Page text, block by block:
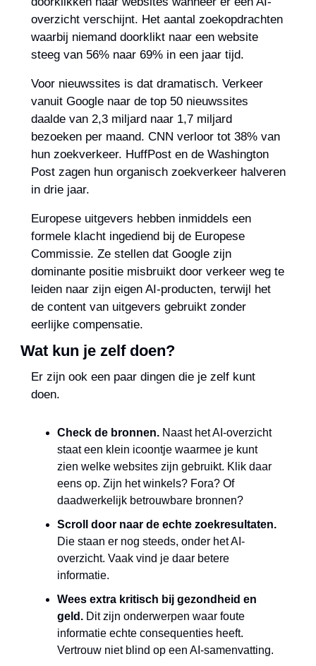
overzicht verschijnt. Het aantal zoekopdrachten
waarbij niemand doorklikt naar een website
steeg van 56% naar 69% in een jaar tijd.
Voor nieuwssites is dat dramatisch. Verkeer
vanuit Google naar de top 50 nieuwssites
daalde van 2,3 miljard naar 1,7 miljard
bezoeken per maand. CNN verloor tot 38% van
hun zoekverkeer. HuffPost en de Washington
Post zagen hun organisch zoekverkeer halveren
in drie jaar.
Europese uitgevers hebben inmiddels een
formele klacht ingediend bij de Europese
Commissie. Ze stellen dat Google zijn
dominante positie misbruikt door verkeer weg te
leiden naar zijn eigen AI-producten, terwijl het
de content van uitgevers gebruikt zonder
eerlijke compensatie.
Wat kun je zelf doen?
Er zijn ook een paar dingen die je zelf kunt
doen.
Check de bronnen. Naast het AI-overzicht
staat een klein icoontje waarmee je kunt
zien welke websites zijn gebruikt. Klik daar
eens op. Zijn het winkels? Fora? Of
daadwerkelijk betrouwbare bronnen?
Scroll door naar de echte zoekresultaten.
Die staan er nog steeds, onder het AI-
overzicht. Vaak vind je daar betere
informatie.
Wees extra kritisch bij gezondheid en
geld. Dit zijn onderwerpen waar foute
informatie echte consequenties heeft.
Vertrouw niet blind op een AI-samenvatting.